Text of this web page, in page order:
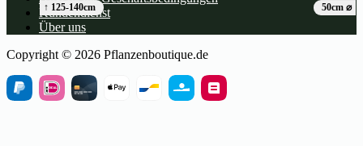
↑ 125-140cm 50cm ⌀
Kundendienst
Über uns
Copyright © 2026 Pflanzenboutique.de